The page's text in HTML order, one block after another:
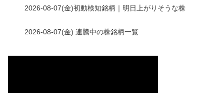
2026-08-07(金)初動検知銘柄｜明日上がりそうな株
2026-08-07(金) 連騰中の株銘柄一覧